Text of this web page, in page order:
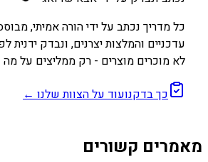
כל מדריך נכתב על ידי הורה אמיתי,
עדכניים והמלצות יצרנים, ונבדק ידנית
לא מוכרים מוצרים - רק ממליצים על
כך בדקנועוד על הצוות שלנו ←
מאמרים קשורים